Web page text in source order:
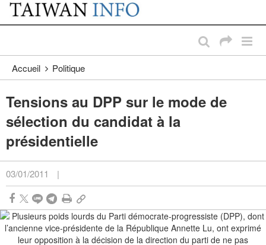
Passer au contenu principal
:::
Accueil Politique
Tensions au DPP sur le mode de
sélection du candidat à la
présidentielle
03/01/2011 |